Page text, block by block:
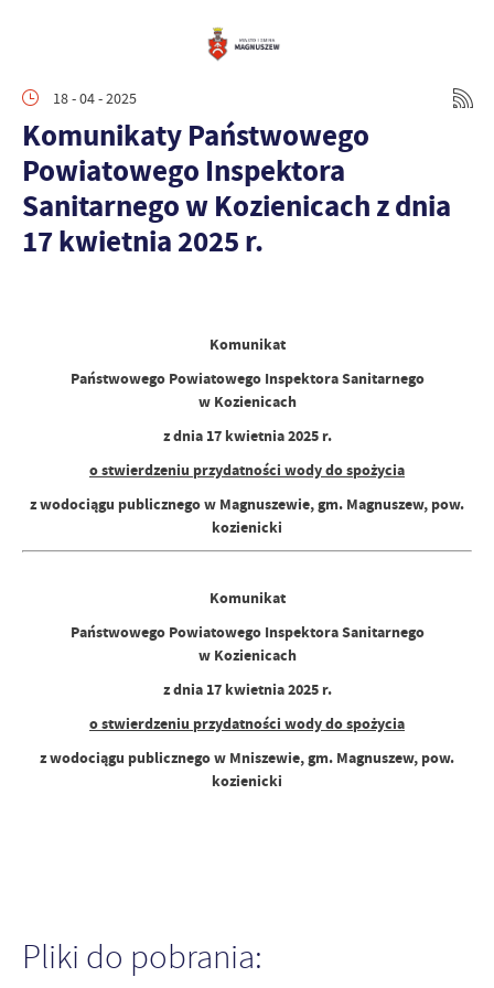
18 - 04 - 2025
Komunikaty Państwowego
Powiatowego Inspektora
Sanitarnego w Kozienicach z dnia
17 kwietnia 2025 r.
Komunikat
Państwowego Powiatowego Inspektora Sanitarnego
w Kozienicach
z dnia 17 kwietnia 2025 r.
o stwierdzeniu przydatności wody do spożycia
z wodociągu publicznego w Magnuszewie, gm. Magnuszew, pow.
kozienicki
Komunikat
Państwowego Powiatowego Inspektora Sanitarnego
w Kozienicach
z dnia 17 kwietnia 2025 r.
o stwierdzeniu przydatności wody do spożycia
z wodociągu publicznego w Mniszewie, gm. Magnuszew, pow.
kozienicki
Pliki do pobrania: